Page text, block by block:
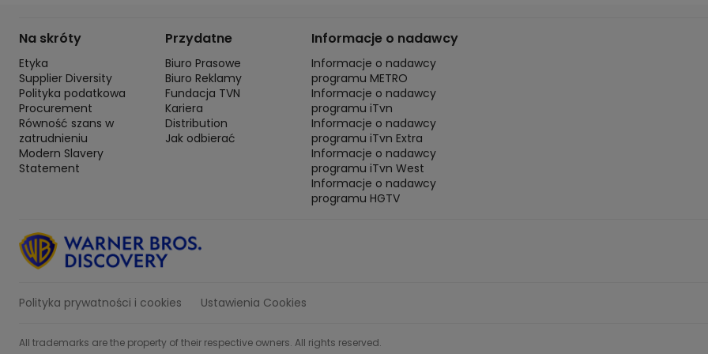
Na skróty
Etyka
Supplier Diversity
Polityka podatkowa
Procurement
Równość szans w
zatrudnieniu
Modern Slavery
Statement
Przydatne
Biuro Prasowe
Biuro Reklamy
Fundacja TVN
Kariera
Distribution
Jak odbierać
Informacje o nadawcy
Informacje o nadawcy
programu METRO
Informacje o nadawcy
programu iTvn
Informacje o nadawcy
programu iTvn Extra
Informacje o nadawcy
programu iTvn West
Informacje o nadawcy
programu HGTV
Polityka prywatności i cookies Ustawienia Cookies
All trademarks are the property of their respective owners. All rights reserved.